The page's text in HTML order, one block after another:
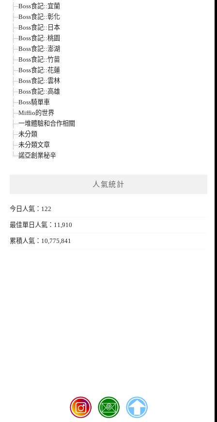
Boss食記::宜蘭
Boss食記::彰化
Boss食記::日本
Boss食記::桃園
Boss食記::澎湖
Boss食記::竹苗
Boss食記::花蓮
Boss食記::雲林
Boss食記::高雄
Boss騎單車
Miffio的世界
一堆體驗和合作相關
未分類
未分類文章
諾亞創業秘辛
人氣統計
今日人氣：122
最佳單日人氣：11,910
累積人氣：10,775,841